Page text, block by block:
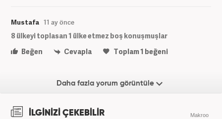
Mustafa 11 ay önce
8 ülkeyi toplasan 1 ülke etmez boş konuşmuşlar
Beğen
Cevapla Toplam1 beğeni
Daha fazla yorum görüntüle
İLGİNİZİ ÇEKEBİLİR Makroo